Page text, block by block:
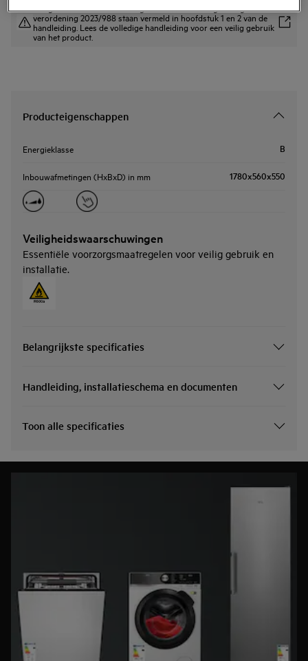
Veiligheidsinstructies en veiligheidswaarschuwingen volgens EU-
verordening 2023/988 staan vermeld in hoofdstuk 1 en 2 van de
handleiding. Lees de volledige handleiding voor een veilig gebruik
van het product.
Producteigenschappen
Energieklasse B
Inbouwafmetingen (HxBxD) in mm 1780x560x550
Veiligheidswaarschuwingen
Essentiële voorzorgsmaatregelen voor veilig gebruik en
installatie.
Belangrijkste specificaties
Handleiding, installatieschema en documenten
Toon alle specificaties